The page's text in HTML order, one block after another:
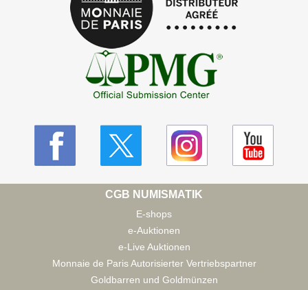
CGB NUMISMATIK
E-shops
e-Auktionen
e-Live Auktionen
Monnaie de Paris Autorisierter Vertriebspartner
Goldbarren und Goldmünzen